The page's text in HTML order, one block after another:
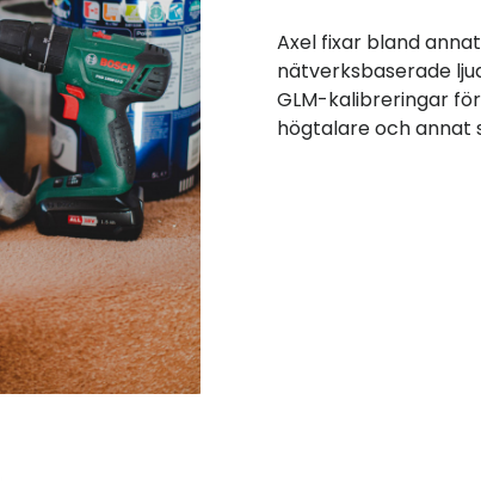
Axel fixar bland
nätverksbaserade
GLM-kalibreringar
högtalare och annat